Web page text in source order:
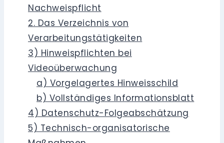
Nachweispflicht
2. Das Verzeichnis von
Verarbeitungstätigkeiten
3) Hinweispflichten bei
Videoüberwachung
a) Vorgelagertes Hinweisschild
b) Vollständiges Informationsblatt
4) Datenschutz-Folgeabschätzung
5) Technisch-organisatorische